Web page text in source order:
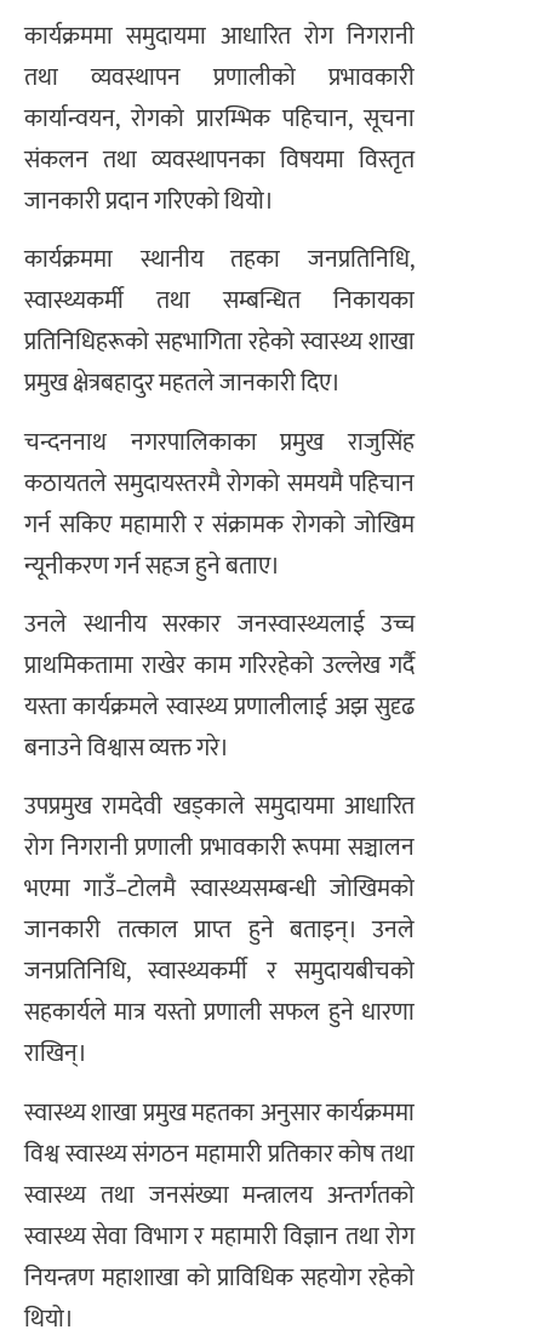
कार्यक्रममा समुदायमा आधारित रोग निगरानी
तथा व्यवस्थापन प्रणालीको प्रभावकारी
कार्यान्वयन, रोगको प्रारम्भिक पहिचान, सूचना
संकलन तथा व्यवस्थापनका विषयमा विस्तृत
जानकारी प्रदान गरिएको थियो।
कार्यक्रममा स्थानीय तहका जनप्रतिनिधि,
स्वास्थ्यकर्मी तथा सम्बन्धित निकायका
प्रतिनिधिहरूको सहभागिता रहेको स्वास्थ्य शाखा
प्रमुख क्षेत्रबहादुर महतले जानकारी दिए।
चन्दननाथ नगरपालिकाका प्रमुख राजुसिंह
कठायतले समुदायस्तरमै रोगको समयमै पहिचान
गर्न सकिए महामारी र संक्रामक रोगको जोखिम
न्यूनीकरण गर्न सहज हुने बताए।
उनले स्थानीय सरकार जनस्वास्थ्यलाई उच्च
प्राथमिकतामा राखेर काम गरिरहेको उल्लेख गर्दै
यस्ता कार्यक्रमले स्वास्थ्य प्रणालीलाई अझ सुदृढ
बनाउने विश्वास व्यक्त गरे।
उपप्रमुख रामदेवी खड्काले समुदायमा आधारित
रोग निगरानी प्रणाली प्रभावकारी रूपमा सञ्चालन
भएमा गाउँ–टोलमै स्वास्थ्यसम्बन्धी जोखिमको
जानकारी तत्काल प्राप्त हुने बताइन्। उनले
जनप्रतिनिधि, स्वास्थ्यकर्मी र समुदायबीचको
सहकार्यले मात्र यस्तो प्रणाली सफल हुने धारणा
राखिन्।
स्वास्थ्य शाखा प्रमुख महतका अनुसार कार्यक्रममा
विश्व स्वास्थ्य संगठन महामारी प्रतिकार कोष तथा
स्वास्थ्य तथा जनसंख्या मन्त्रालय अन्तर्गतको
स्वास्थ्य सेवा विभाग र महामारी विज्ञान तथा रोग
नियन्त्रण महाशाखा को प्राविधिक सहयोग रहेको
थियो।